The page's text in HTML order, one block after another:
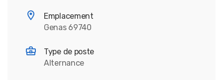
Emplacement
Genas 69740
Type de poste
Alternance